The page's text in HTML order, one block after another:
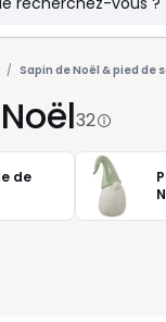
Sapin de Noël & pied de
32
de